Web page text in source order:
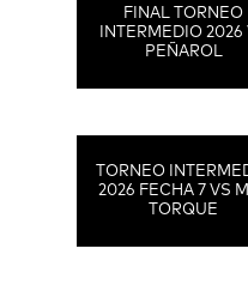
FINAL TORNEO
INTERMEDIO 2026
PEÑAROL
TORNEO
2026 FECHA 7 VS
TORQUE